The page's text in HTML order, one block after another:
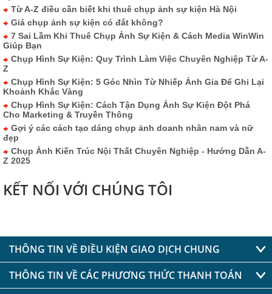
Từ A-Z điều cần biết khi thuê chụp ảnh sự kiện Hà Nội
Giá chụp ảnh sự kiện có đắt không?
7 Sai Lầm Khi Thuê Chụp Ảnh Sự Kiện & Cách Media WinWin
Giúp Bạn
Chụp Hình Sự Kiện: Quy Trình Làm Việc Chuyên Nghiệp Từ A-
Z
Chụp Hình Sự Kiện: 5 Góc Nhìn Từ Nhiếp Ảnh Gia Để Ghi Lại
Khoảnh Khắc Vàng
Chụp Hình Sự Kiện: Cách Tận Dụng Ảnh Sự Kiện Đột Phá
Cho Marketing & Truyền Thông
Gợi ý các cách tạo dáng chụp ảnh doanh nhân nam và nữ
đẹp
Chụp Ảnh Kiến Trúc Nội Thất Chuyên Nghiệp - Hướng Dẫn A-
Z 2025
KẾT NỐI VỚI CHÚNG TÔI
THÔNG TIN VỀ ĐIỀU KIỆN GIAO DỊCH CHUNG
THÔNG TIN VỀ CÁC PHƯƠNG THỨC THANH TOÁN